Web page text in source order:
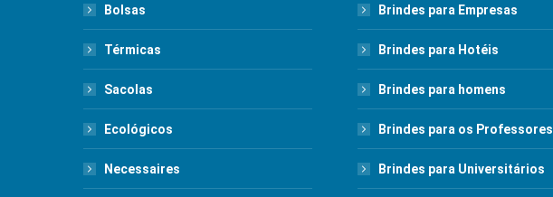
Bolsas
Térmicas
Sacolas
Ecológicos
Necessaires
Brindes para Empresas
Brindes para Hotéis
Brindes para homens
Brindes para os Professores
Brindes para Universitários